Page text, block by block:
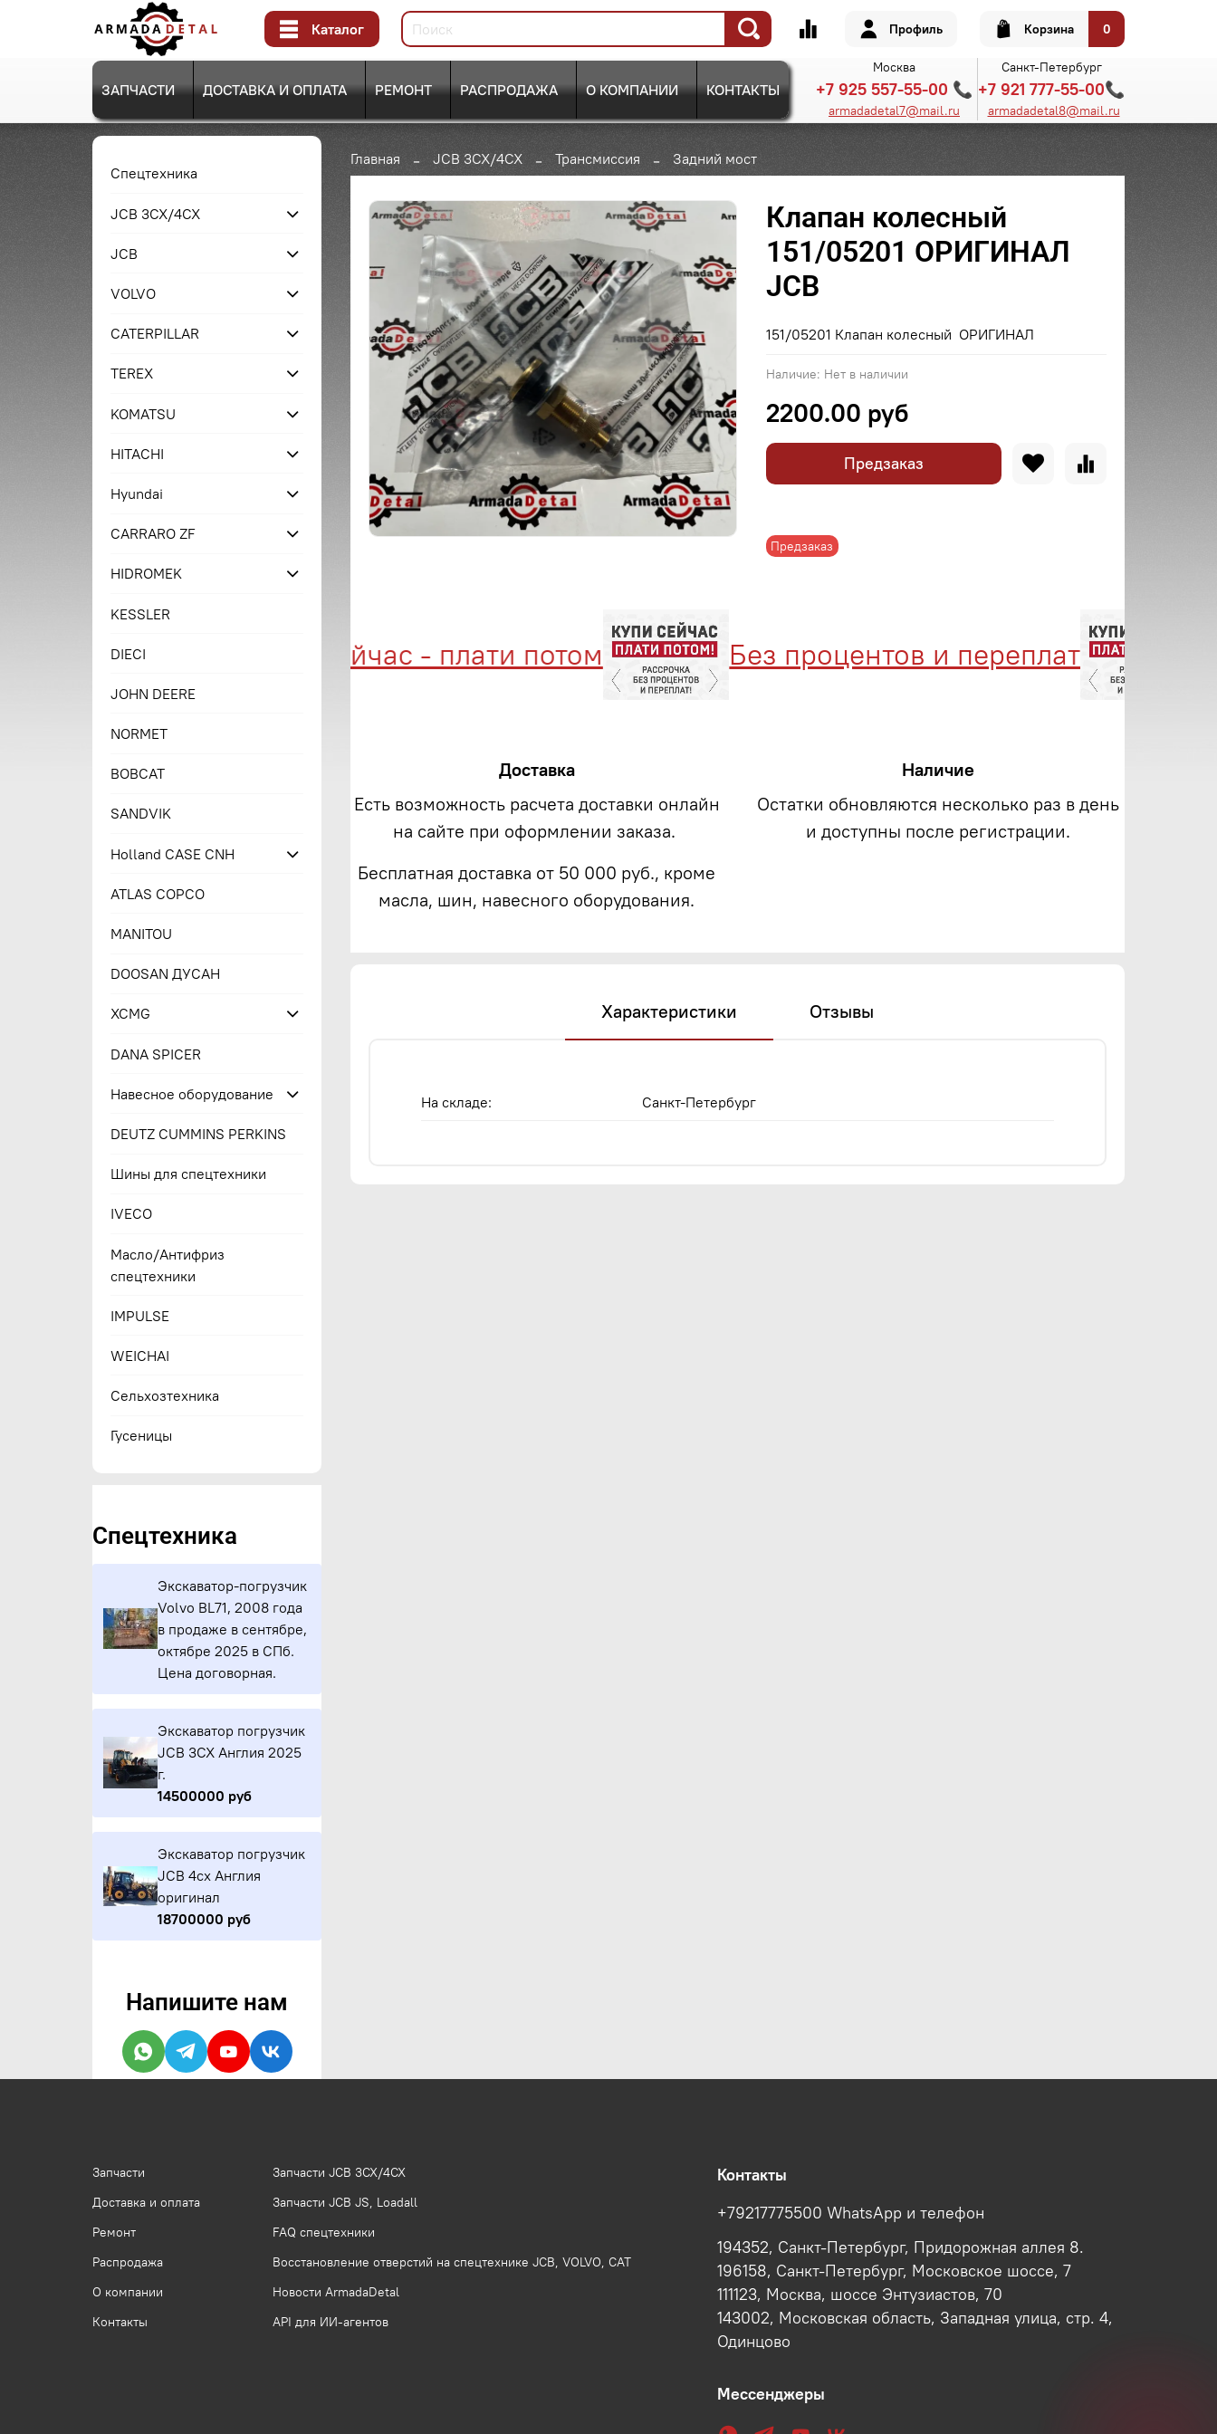
Каталог Профиль Корзина 0
ЗАПЧАСТИ ДОСТАВКА И ОПЛАТА РЕМОНТ РАСПРОДАЖА О КОМПАНИИ КОНТАКТЫ
Москва Санкт-Петербург
+7 925 557-55-00 📞 +7 921 777-55-00📞
armadadetal7@mail.ru armadadetal8@mail.ru
Главная JCB 3CX/4CX Трансмиссия Задний мост
Наличие: Нет в наличии
Предзаказ
Клапан колесный
151/05201 ОРИГИНАЛ
JCB
2200.00 руб
Предзаказ
151/05201 Клапан колесный ОРИГИНАЛ
Купи сейчас - плати потом Без процентов и переплат
Доставка
Есть возможность расчета доставки онлайн
на сайте при оформлении заказа.
Бесплатная доставка от 50 000 руб., кроме
масла, шин, навесного оборудования.
Наличие
Остатки обновляются несколько раз в день
и доступны после регистрации.
Характеристики Отзывы
На складе: Санкт-Петербург
Спецтехника
JCB 3CX/4CX
JCB
VOLVO
CATERPILLAR
TEREX
KOMATSU
HITACHI
Hyundai
CARRARO ZF
HIDROMEK
KESSLER
DIECI
JOHN DEERE
NORMET
BOBCAT
SANDVIK
Holland CASE CNH
ATLAS COPCO
MANITOU
DOOSAN ДУСАН
XCMG
DANA SPICER
Навесное оборудование
DEUTZ CUMMINS PERKINS
Шины для спецтехники
IVECO
Масло/Антифриз
спецтехники
IMPULSE
WEICHAI
Сельхозтехника
Гусеницы
Спецтехника
Экскаватор-погрузчик
Volvo BL71, 2008 года
в продаже в сентябре,
октябре 2025 в СПб.
Цена договорная.
Экскаватор погрузчик
JCB 3CX Англия 2025
г.
14500000 руб
Экскаватор погрузчик
JCB 4cx Англия
оригинал
18700000 руб
Напишите нам
Запчасти
Доставка и оплата
Ремонт
Распродажа
О компании
Контакты
Запчасти JCB 3CX/4CX
Запчасти JCB JS, Loadall
FAQ спецтехники
Восстановление отверстий на спецтехнике JCB, VOLVO, CAT
Новости ArmadaDetal
API для ИИ-агентов
Контакты
+79217775500 WhatsApp и телефон
194352, Санкт-Петербург, Придорожная аллея 8.
196158, Санкт-Петербург, Московское шоссе, 7
111123, Москва, шоссе Энтузиастов, 70
143002, Московская область, Западная улица, стр. 4,
Одинцово
Мессенджеры